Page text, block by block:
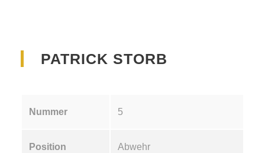
PATRICK STORB
Nummer 5
Position Abwehr